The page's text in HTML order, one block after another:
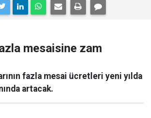
mesaisine zam
fazla mesai ücretleri yeni yılda
artacak.